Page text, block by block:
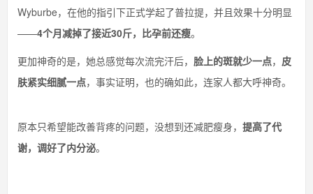
Wyburbe，在他的指引下正式学起了普拉提，并且效果十分明显
——4个月减掉了接近30斤，比孕前还瘦。
更加神奇的是，她总感觉每次流完汗后， 脸上的斑就少一点， 皮
肤紧实细腻一点，事实证明，也的确如此，连家人都大呼神奇。
原本只希望能改善背疼的问题，没想到还减肥瘦身， 提高了代
谢，调好了内分泌。